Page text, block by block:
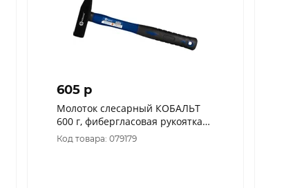
605 p
Молоток слесарный КОБАЛЬТ
600 г, фибергласовая рукоятка
240-829
Код товара: 079179